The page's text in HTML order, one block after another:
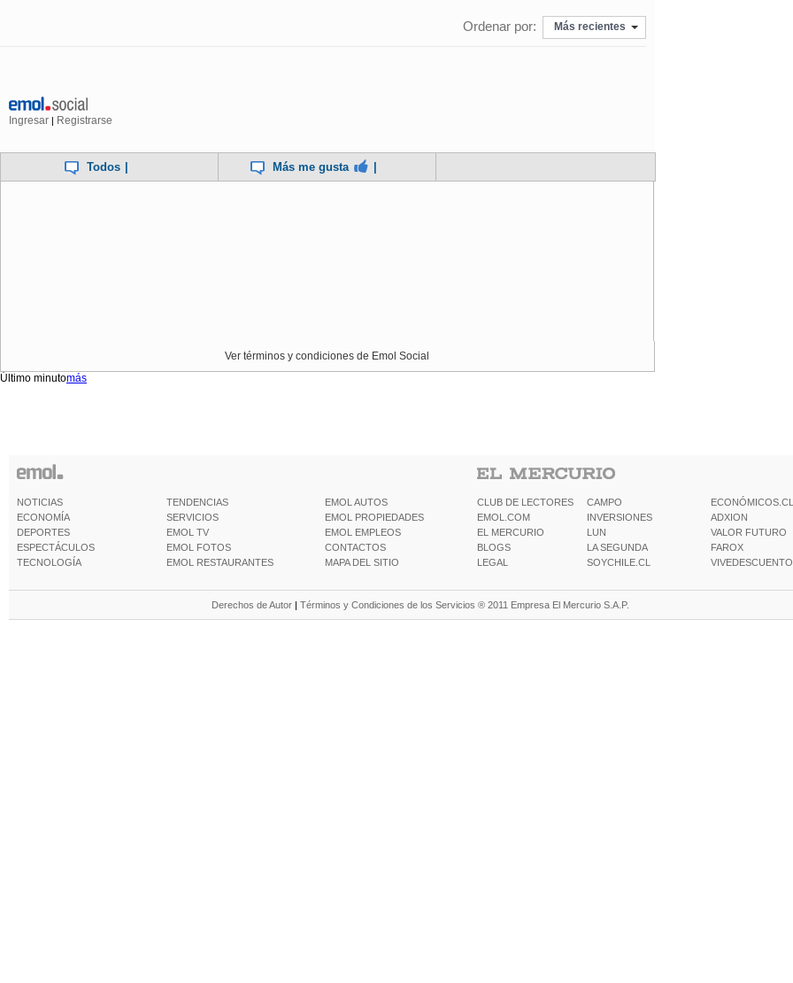
Ordenar por: Más recientes
Ingresar | Registrarse
Todos | Más me gusta |
Ver términos y condiciones de Emol Social
Último minutomás
NOTICIAS
ECONOMÍA
DEPORTES
ESPECTÁCULOS
TECNOLOGÍA
TENDENCIAS
SERVICIOS
EMOL TV
EMOL FOTOS
EMOL RESTAURANTES
EMOL AUTOS
EMOL PROPIEDADES
EMOL EMPLEOS
CONTACTOS
MAPA DEL SITIO
CLUB DE LECTORES
EMOL.COM
EL MERCURIO
BLOGS
LEGAL
CAMPO
INVERSIONES
LUN
LA SEGUNDA
SOYCHILE.CL
ECONÓMICOS.CL
ADXION
VALOR FUTURO
FAROX
Derechos de Autor | Términos y Condiciones de los Servicios ® 2011 Empresa El Mercurio S.A.P.